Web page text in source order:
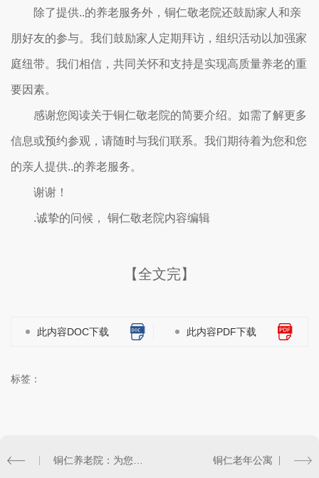
除了提供..的养老服务外，铜仁敬老院还鼓励家人和亲
朋好友的参与。我们鼓励家人定期拜访，组织活动以加强家
庭纽带。我们相信，共同关怀和支持是实现高质量养老的重
要因素。
感谢您阅读关于铜仁敬老院的简要介绍。如需了解更多
信息或预约参观，请随时与我们联系。我们期待着为您和您
的亲人提供..的养老服务。
谢谢！
.诚挚的问候， 铜仁敬老院内容编辑
【全文完】
此内容DOC下载 此内容PDF下载
标签：
铜仁老年公寓